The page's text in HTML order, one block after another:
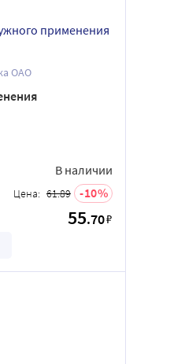
применения
ОАО
В наличии
Цена: 61.89 10
55.70₽